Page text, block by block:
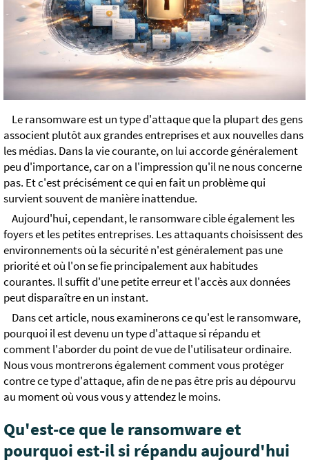
Le ransomware est un type d'attaque que la plupart des gens
associent plutôt aux grandes entreprises et aux nouvelles dans
les médias. Dans la vie courante, on lui accorde généralement
peu d'importance, car on a l'impression qu'il ne nous concerne
pas. Et c'est précisément ce qui en fait un problème qui
survient souvent de manière inattendue.
Aujourd'hui, cependant, le ransomware cible également les
foyers et les petites entreprises. Les attaquants choisissent des
environnements où la sécurité n'est généralement pas une
priorité et où l'on se fie principalement aux habitudes
courantes. Il suffit d'une petite erreur et l'accès aux données
peut disparaître en un instant.
Dans cet article, nous examinerons ce qu'est le ransomware,
pourquoi il est devenu un type d'attaque si répandu et
comment l'aborder du point de vue de l'utilisateur ordinaire.
Nous vous montrerons également comment vous protéger
contre ce type d'attaque, afin de ne pas être pris au dépourvu
au moment où vous vous y attendez le moins.
Qu'est-ce que le ransomware et
pourquoi est-il si répandu aujourd'hui